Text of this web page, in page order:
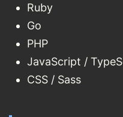
Ruby
Go
PHP
JavaScript /
CSS / Sass